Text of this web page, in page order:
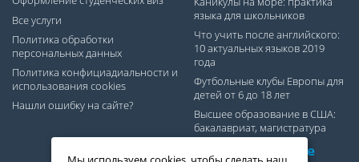
Все услуги
Политика обработки
персональных данных
Политика конфициадиальности и
использования cookies
Нашли ошибку на сайте?
языка для школьников
Что учить после английского:
10 актуальных языков 2019
года
Футбольные клубы Европы для
детей от 6 до 18 лет
Высшее образование в США:
бакалавриат, магистратура
Международные